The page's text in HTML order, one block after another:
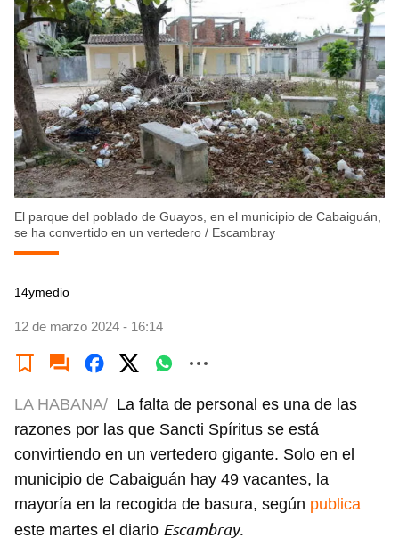
El parque del poblado de Guayos, en el municipio de Cabaiguán,
se ha convertido en un vertedero / Escambray
14ymedio
12 de marzo 2024 - 16:14
LA HABANA/ La falta de personal es una de las
razones por las que Sancti Spíritus se está
convirtiendo en un vertedero gigante. Solo en el
municipio de Cabaiguán hay 49 vacantes, la
mayoría en la recogida de basura, según publica
este martes el diario Escambray.